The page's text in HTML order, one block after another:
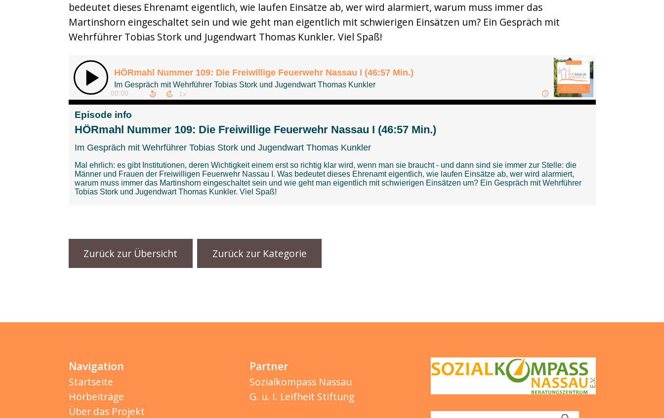
Sonderfolgen
bedeutet dieses Ehrenamt eigentlich, wie laufen Einsätze ab, wer wird alarmiert, warum muss immer das
Martinshorn eingeschaltet sein und wie geht man eigentlich mit schwierigen Einsätzen um? Ein Gespräch mit
Wehrführer Tobias Stork und Jugendwart Thomas Kunkler. Viel Spaß!
Zurück zur Übersicht Zurück zur Kategorie
Navigation
Startseite
Hörbeiträge
Über das Projekt
Partner
Sozialkompass Nassau
G. u. I. Leifheit Stiftung